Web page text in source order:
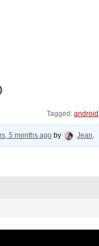
Tagged: android
5 months ago by Jean.